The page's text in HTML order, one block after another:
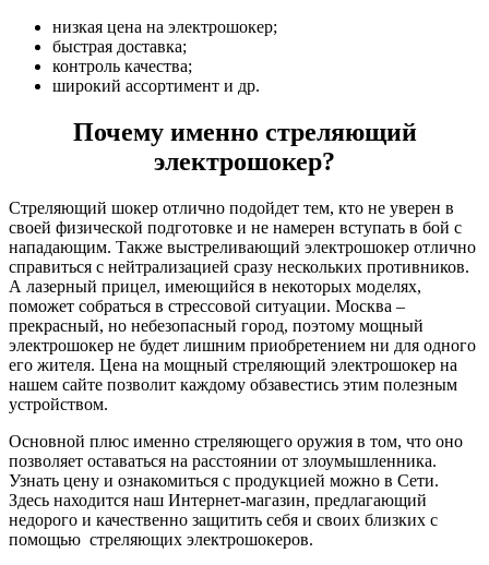
низкая цена на электрошокер;
быстрая доставка;
контроль качества;
широкий ассортимент и др.
Почему именно стреляющий
электрошокер?
Стреляющий шокер отлично подойдет тем, кто не уверен в
своей физической подготовке и не намерен вступать в бой с
нападающим. Также выстреливающий электрошокер отлично
справиться с нейтрализацией сразу нескольких противников.
А лазерный прицел, имеющийся в некоторых моделях,
поможет собраться в стрессовой ситуации. Москва –
прекрасный, но небезопасный город, поэтому мощный
электрошокер не будет лишним приобретением ни для одного
его жителя. Цена на мощный стреляющий электрошокер на
нашем сайте позволит каждому обзавестись этим полезным
устройством.
Основной плюс именно стреляющего оружия в том, что оно
позволяет оставаться на расстоянии от злоумышленника.
Узнать цену и ознакомиться с продукцией можно в Сети.
Здесь находится наш Интернет-магазин, предлагающий
недорого и качественно защитить себя и своих близких с
помощью стреляющих электрошокеров.